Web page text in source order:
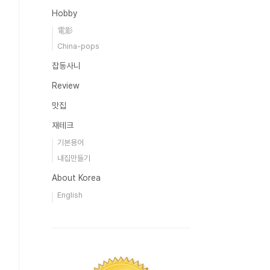
Hobby
電影
China-pops
잡동사니
Review
맛집
재테크
기본용어
내집만들기
About Korea
English